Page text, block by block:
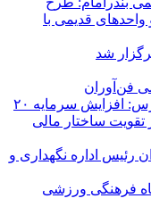
قدیمی با
شد
فن‌آوران
مدیر مالی پالایش گاز هویزه خلیج‌فارس: افزایش سرمایه ۲۰
تقویت ساختار مالی
رئیس اداره نگهداری و
فرهنگی ورزشی